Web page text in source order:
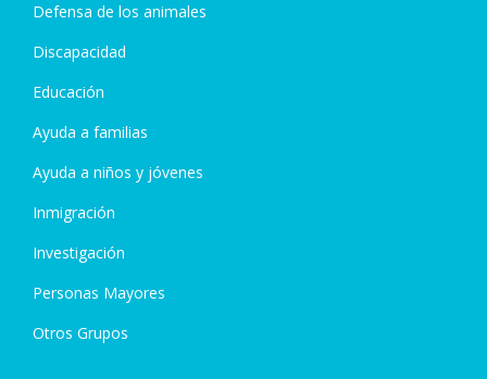
Defensa de los animales
Discapacidad
Educación
Ayuda a familias
Ayuda a niños y jóvenes
Inmigración
Investigación
Personas Mayores
Otros Grupos